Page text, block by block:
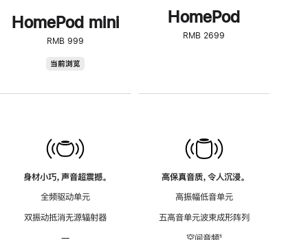
HomePod mini
RMB 999
当前浏览
身材小巧，声音超震撼。
全频驱动单元
双振动抵消无源辐射器
—
HomePod
RMB 2699
高保真音质，令人沉浸。
高振幅低音单元
五高音单元波束成形阵列
空间音频脚
¹